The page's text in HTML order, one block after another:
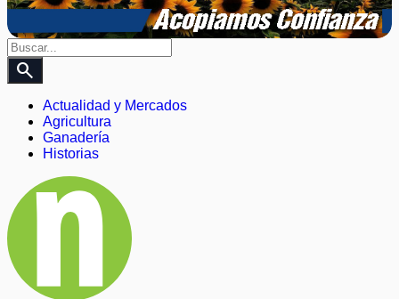
search
Actualidad y Mercados
Agricultura
Ganadería
Historias